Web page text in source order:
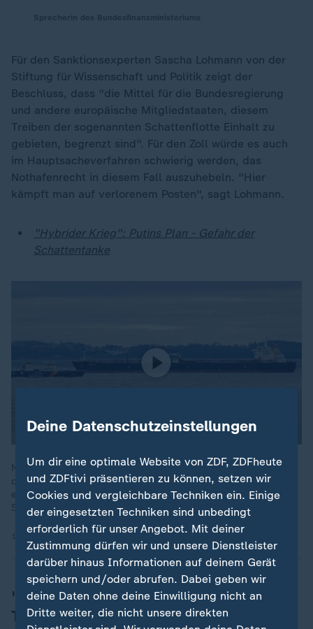
Für den Sanktionsexperten Sascha Lohmann von der
Stiftung für Wissenschaft und Politik zeigt der
Beschluss, dass "die Mittel für die Bundesregierung
und andere europäische Mitgliedstaaten, diesem
Treiben der sogenannten Schattenflotte Einhalt zu
gebieten, begrenzt sind". Für den Zoll würde es auch
im Hauptsacheverfahren schwierig werden, das
Nothafenrecht in diesem Fall auszuhebeln. "Hier
kämpft man auf verlorenem Posten", sagt Lohmann.
"Hybrider Krieg": Putins Plan - Gefahr der
Schattentanke
Nach einer Entscheidung des Bundesfinanzhofs darf der Zoll
den havarierten russischen Tanker "Eventin" vorerst nicht
einziehen. Es sei unklar, ob das Schiff unter die EU-
Sanktionsregeln falle.
"Eventin": Juristisches Tauziehen um
Tanker und Öl
Deine Datenschutzeinstellungen
Um dir eine optimale Website von ZDF, ZDFheute
und ZDFtivi präsentieren zu können, setzen wir
Cookies und vergleichbare Techniken ein. Einige
der eingesetzten Techniken sind unbedingt
erforderlich für unser Angebot. Mit deiner
Zustimmung dürfen wir und unsere Dienstleister
darüber hinaus Informationen auf deinem Gerät
speichern und/oder abrufen. Dabei geben wir
deine Daten ohne deine Einwilligung nicht an
Dritte weiter, die nicht unsere direkten